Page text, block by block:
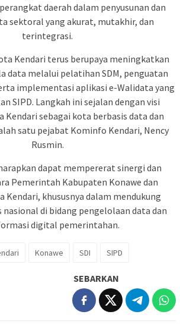
daerah dalam penyusunan dan
sektoral yang akurat, mutakhir, dan
terintegrasi.
Kendari terus berupaya meningkatkan
data melalui pelatihan SDM, penguatan
implementasi aplikasi e-Walidata yang
SIPD. Langkah ini sejalan dengan visi
Kendari sebagai kota berbasis data dan
satu pejabat Kominfo Kendari, Nency
Rusmin.
dapat mempererat sinergi dan
Pemerintah Kabupaten Konawe dan
Kendari, khususnya dalam mendukung
di bidang pengelolaan data dan
digital pemerintahan.
Konawe SDI SIPD
SEBARKAN